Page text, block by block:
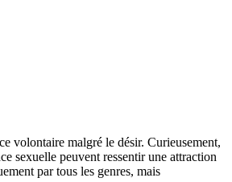
volontaire malgré le désir. Curieusement,
sexuelle peuvent ressentir une attraction
par tous les genres, mais